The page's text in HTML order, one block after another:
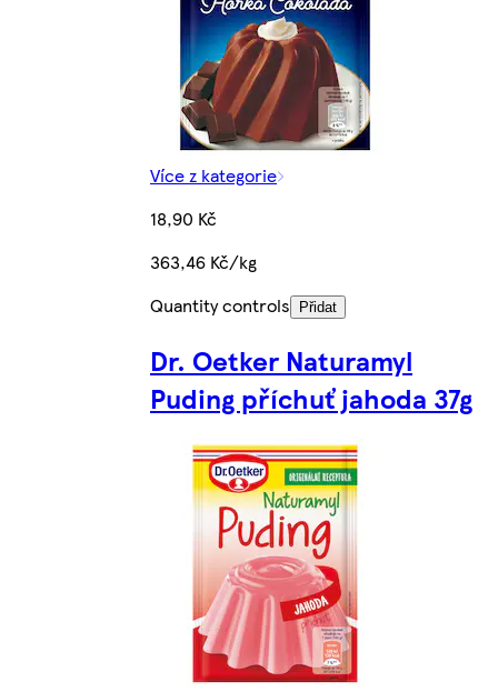
Více z kategorie
18,90 Kč
363,46 Kč/kg
Quantity controls
Přidat
Dr. Oetker Naturamyl
Puding příchuť jahoda 37g